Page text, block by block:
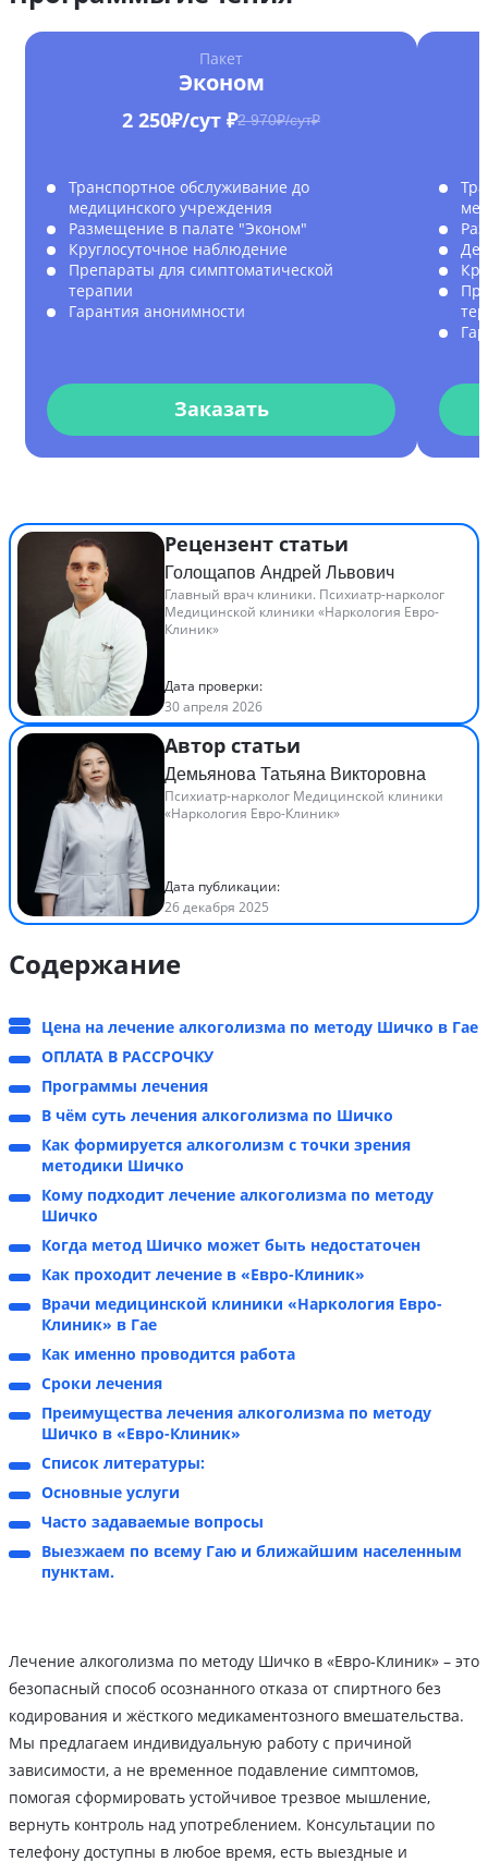
Пакет
Эконом
2 250₽/сут ₽2 970₽/сут₽
Транспортное обслуживание до
медицинского учреждения
Размещение в палате "Эконом"
Круглосуточное наблюдение
Препараты для симптоматической
терапии
Гарантия анонимности
Заказать
Рецензент статьи
Голощапов Андрей Львович
Главный врач клиники. Психиатр-нарколог
Медицинской клиники «Наркология Евро-
Клиник»
Дата проверки:
30 апреля 2026
Автор статьи
Демьянова Татьяна Викторовна
Психиатр-нарколог Медицинской клиники
«Наркология Евро-Клиник»
Дата публикации:
26 декабря 2025
Содержание
Цена на лечение алкоголизма по методу Шичко в Гае
ОПЛАТА В РАССРОЧКУ
Программы лечения
В чём суть лечения алкоголизма по Шичко
Как формируется алкоголизм с точки зрения
методики Шичко
Кому подходит лечение алкоголизма по методу
Шичко
Когда метод Шичко может быть недостаточен
Как проходит лечение в «Евро-Клиник»
Врачи медицинской клиники «Наркология Евро-
Клиник» в Гае
Как именно проводится работа
Сроки лечения
Преимущества лечения алкоголизма по методу
Шичко в «Евро-Клиник»
Список литературы:
Основные услуги
Часто задаваемые вопросы
Выезжаем по всему Гаю и ближайшим населенным
пунктам.
Лечение алкоголизма по методу Шичко в «Евро-Клиник» – это
безопасный способ осознанного отказа от спиртного без
кодирования и жёсткого медикаментозного вмешательства.
Мы предлагаем индивидуальную работу с причиной
зависимости, а не временное подавление симптомов,
помогая сформировать устойчивое трезвое мышление,
вернуть контроль над употреблением. Консультации по
телефону доступны в любое время, есть выездные и